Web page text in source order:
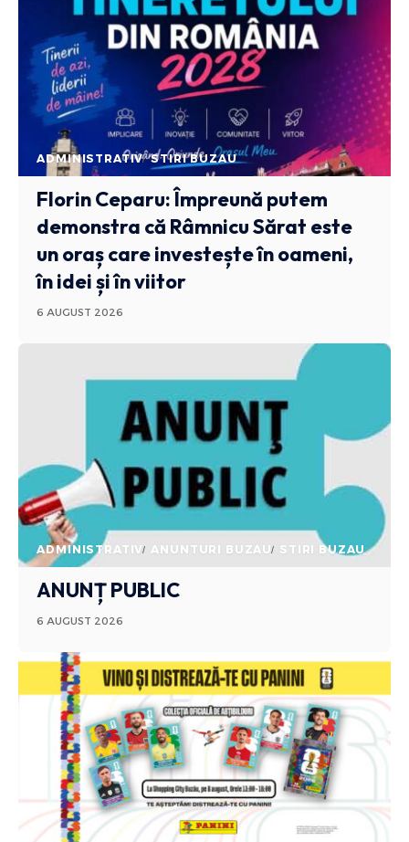
ADMINISTRATIV STIRI BUZAU
Florin Ceparu: Împreună putem
demonstra că Râmnicu Sărat este
un oraș care investește în oameni,
în idei și în viitor
6 AUGUST 2026
ADMINISTRATIV ANUNTURI BUZAU STIRI BUZAU
ANUNȚ PUBLIC
6 AUGUST 2026